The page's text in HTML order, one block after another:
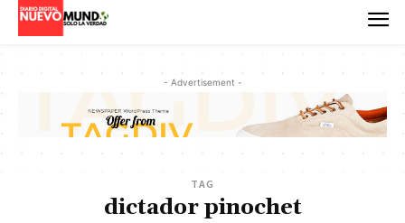
- Advertisement -
TAG
dictador pinochet